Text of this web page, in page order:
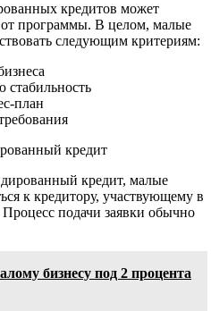
кредитов может
от программы. В целом, малые
следующим критериям:
стабильность
план
кредит
кредит, малые
к кредитору, участвующему в
подачи заявки обычно
бизнесу под 2 процента